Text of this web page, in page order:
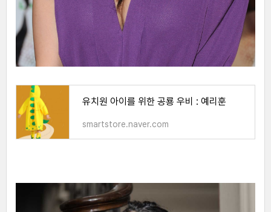
유치원 아이를 위한 공룡 우비 : 예리훈
smartstore.naver.com